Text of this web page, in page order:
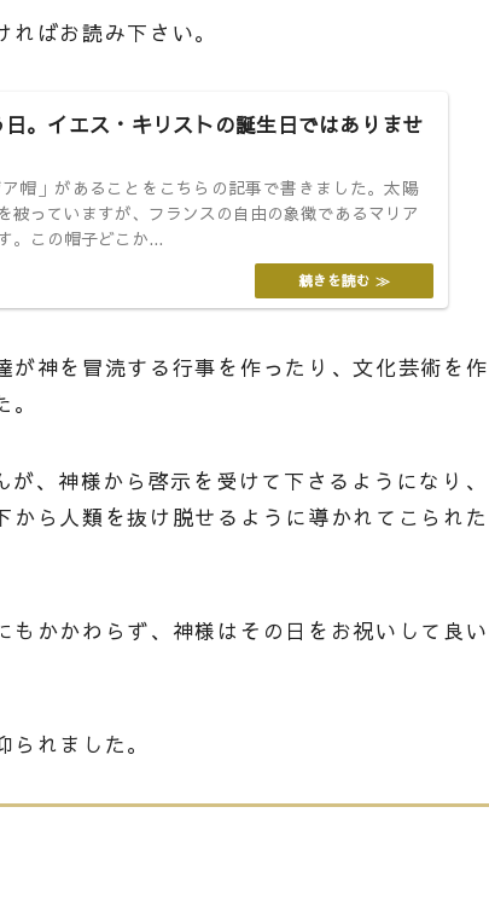
ばお読み下さい。
。イエス・キリストの誕生日ではありませ
帽」があることをこちらの記事で書きました。太陽
被っていますが、フランスの自由の象徴であるマリア
。この帽子どこか...
神を冒涜する行事を作ったり、文化芸術を作
、神様から啓示を受けて下さるようになり、
ら人類を抜け脱せるように導かれてこられた
かかわらず、神様はその日をお祝いして良い
れました。